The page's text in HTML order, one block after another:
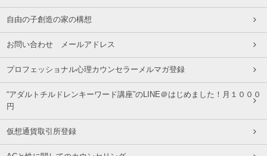
自由の子創造の家の構想
お問い合わせ メールアドレス
プロフェッショナル心理カウンセラーメルマガ登録
“アダルトチルドレンキーワード講座”のLINE＠はじめました！月１０００
円
仮想通貨取引所登録